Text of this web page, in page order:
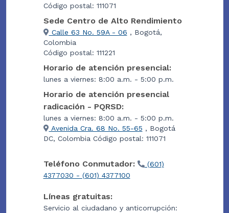
Código postal: 111071
Sede Centro de Alto Rendimiento
Calle 63 No. 59A - 06 , Bogotá,
Colombia
Código postal: 111221
Horario de atención presencial:
lunes a viernes: 8:00 a.m. - 5:00 p.m.
Horario de atención presencial
radicación - PQRSD:
lunes a viernes: 8:00 a.m. - 5:00 p.m.
Avenida Cra. 68 No. 55-65 , Bogotá
DC, Colombia Código postal: 111071
Teléfono Conmutador:
(601)
4377030 - (601) 4377100
Líneas gratuitas:
Servicio al ciudadano y anticorrupción: